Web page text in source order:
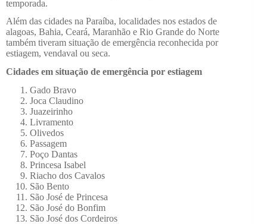
temporada.
Além das cidades na Paraíba, localidades nos estados de
alagoas, Bahia, Ceará, Maranhão e Rio Grande do Norte
também tiveram situação de emergência reconhecida por
estiagem, vendaval ou seca.
Cidades em situação de emergência por estiagem
Gado Bravo
Joca Claudino
Juazeirinho
Livramento
Olivedos
Passagem
Poço Dantas
Princesa Isabel
Riacho dos Cavalos
São Bento
São José de Princesa
São José do Bonfim
São José dos Cordeiros